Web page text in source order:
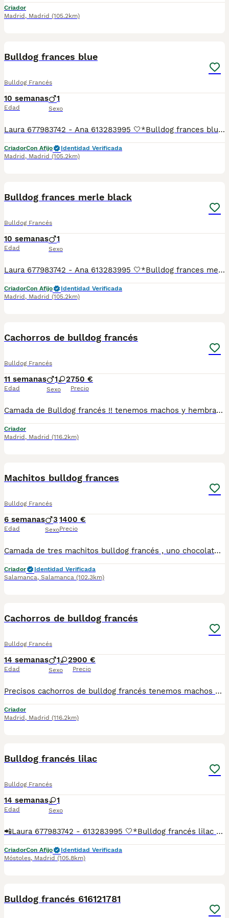
Criador
Madrid , Madrid (105.2km)
Bulldog frances blue
Bulldog Francés
10 semanas
Edad
1
Sexo
Laura 677983742 - Ana 613283995 🤍*Bulldog frances blue*🤍 ¿Buscas un nuevo compañero para tu hogar? ❤️ Tenemos preciosos cachorros listos para encontrar una familia responsable. ✅ Vacunados ✅ Desparasitados ✅ Cartilla sanitaria ✅ Garantías incluidas ✅ Máxima atención y cuidado Se hacen envíos a toda España: Andalucía: Almería, Cádiz, Córdoba, Granada, Huelva, Jaén, Málaga, Sevilla. Aragón: Huesca, Teruel, Zaragoza. Asturias: Oviedo. Baleares: Palma. Canarias: Las Palmas de Gran Canaria, Santa Cruz de Tenerife. Cantabria: Santander. Castilla-La Mancha: Albacete, Ciudad Real, Cuenca, Guadalajara, Toledo. Castilla y León: Ávila, Burgos, León, Palencia, Salamanca, Segovia, Soria, Valladolid, Zamora. Cataluña: Barcelona, Gerona (Girona), Lérida (Lleida), Tarragona .Comunidad Valenciana: Alicante, Castellón de la Plana, Valencia. Extremadura: Badajoz, Cáceres .Galicia: La Coruña (A Coruña), Lugo, Orense (Ourense), Pontevedra. La Rioja: Logroño. Madrid: Madrid .Murcia: Murcia. Navarra: Pamplona. País Vasco: Bilbao (Vizcaya), San Sebastián (Guipúzcoa), Vitoria (Álava). 🐾 Cachorros sanos, sociables y criados con mucho cariño. 📲 ¡Pregunta sin compromiso por disponibilidad, fotos y precios por mensaje privado!
CriadorCon Afijo
Identidad Verificada
Madrid , Madrid (105.2km)
Bulldog frances merle black
Bulldog Francés
10 semanas
Edad
1
Sexo
Laura 677983742 - Ana 613283995 🤍*Bulldog frances merle black*🤍 ¿Buscas un nuevo compañero para tu hogar? ❤️ Tenemos preciosos cachorros listos para encontrar una familia responsable. ✅ Vacunados ✅ Desparasitados ✅ Cartilla sanitaria ✅ Garantías incluidas ✅ Máxima atención y cuidado Se hacen envíos a toda España: Andalucía: Almería, Cádiz, Córdoba, Granada, Huelva, Jaén, Málaga, Sevilla. Aragón: Huesca, Teruel, Zaragoza. Asturias: Oviedo. Baleares: Palma. Canarias: Las Palmas de Gran Canaria, Santa Cruz de Tenerife. Cantabria: Santander. Castilla-La Mancha: Albacete, Ciudad Real, Cuenca, Guadalajara, Toledo. Castilla y León: Ávila, Burgos, León, Palencia, Salamanca, Segovia, Soria, Valladolid, Zamora. Cataluña: Barcelona, Gerona (Girona), Lérida (Lleida), Tarragona .Comunidad Valenciana: Alicante, Castellón de la Plana, Valencia. Extremadura: Badajoz, Cáceres .Galicia: La Coruña (A Coruña), Lugo, Orense (Ourense), Pontevedra. La Rioja: Logroño. Madrid: Madrid .Murcia: Murcia. Navarra: Pamplona. País Vasco: Bilbao (Vizcaya), San Sebastián (Guipúzcoa), Vitoria (Álava). 🐾 Cachorros sanos, sociables y criados con mucho cariño. 📲 ¡Pregunta sin compromiso por disponibilidad, fotos y precios por mensaje privado!
CriadorCon Afijo
Identidad Verificada
Madrid , Madrid (105.2km)
Cachorros de bulldog francés
Bulldog Francés
11 semanas
Edad
1 2
Sexo
750 €
Precio
Camada de Bulldog francés !! tenemos machos y hembras ,distintos colores Nuestros cachorros nacen y crecen en un ambiente familiar ,sin jaulas ,con un respeto y exclusiva cria,somos respetuosos con el tiempo de destete ,cada cachorro necesita su tiempo.. Destetamos con un pienso de alta calidad , Cachorros revisados ,desde el nacimiento ,hasta la entrega por un veterinario competente ,buscando siempre el bienestar de nuestros animales.. Sociabilizados y equilibrados tanto padres como cachorros Se entregan con todo el protocolo veterinario legal,y garantías por escrito completas.. Tenemos servicio de entrega personalizado a cualquier punto de España,directo.. El precio puede cambiar tanto en sexo como en características del cachorro. Dejanos tú teléfono y te mandamos toda la información fotos y vídeos ..
Criador
Madrid , Madrid (116.2km)
Machitos bulldog frances
Bulldog Francés
6 semanas
Edad
3
Sexo
1400 €
Precio
Camada de tres machitos bulldog francés , uno chocolate sólido un chocolate and tan y un paid blanco lilac
Criador
Identidad Verificada
Salamanca, Salamanca (102.3km)
Cachorros de bulldog francés
Bulldog Francés
14 semanas
Edad
1 2
Sexo
900 €
Precio
Precisos cachorros de bulldog francés tenemos machos y hembras ,distintos colores Nuestros cachorros nacen y crecen en un ambiente familiar ,sin jaulas ,con un respeto y exclusiva cria,somos respetuosos con el tiempo de destete ,cada cachorro necesita su tiempo.. Destetamos con un pienso de alta calidad , Cachorros revisados ,desde el nacimiento ,hasta la entrega por un veterinario competente ,buscando siempre el bienestar de nuestros animales.. Sociabilizados y equilibrados tanto padres como cachorros Se entregan con todo el protocolo veterinario legal,y garantías por escrito completas.. Tenemos servicio de entrega personalizado a cualquier punto de España,directo.. El precio puede cambiar tanto en sexo como en características del cachorro. Dejanos tú teléfono y te mandamos toda la información fotos y vídeos ..
Criador
Madrid , Madrid (116.2km)
Bulldog francés lilac
Bulldog Francés
14 semanas
Edad
1
Sexo
📲Laura 677983742 - 613283995 🤍*Bulldog francés lilac hembra*🤍 ¿Buscas un nuevo compañero para tu hogar? ❤️ Tenemos preciosos cachorros listos para encontrar una familia responsable. ✅ Vacunados ✅ Desparasitados ✅ Cartilla sanitaria ✅ Garantías incluidas ✅ Máxima atención y cuidado Se hacen envíos a toda España: Andalucía: Almería, Cádiz, Córdoba, Granada, Huelva, Jaén, Málaga, Sevilla.Aragón: Huesca, Teruel, Zaragoza.Asturias: Oviedo.Baleares: Palma.Canarias: Las Palmas de Gran Canaria, Santa Cruz de Tenerife.Cantabria: Santander.Castilla-La Mancha: Albacete, Ciudad Real, Cuenca, Guadalajara, Toledo.Castilla y León: Ávila, Burgos, León, Palencia, Salamanca, Segovia, Soria, Valladolid, Zamora.Cataluña: Barcelona, Gerona (Girona), Lérida (Lleida), Tarragona.Comunidad Valenciana: Alicante, Castellón de la Plana, Valencia.Extremadura: Badajoz, Cáceres.Galicia: La Coruña (A Coruña), Lugo, Orense (Ourense), Pontevedra.La Rioja: Logroño.Madrid: Madrid.Murcia: Murcia.Navarra: Pamplona.País Vasco: Bilbao (Vizcaya), San Sebastián (Guipúzcoa), Vitoria (Álava). 🐾 Cachorros sanos, sociables y criados con mucho cariño. 📲 ¡Pregunta sin compromiso por disponibilidad, fotos y precios por mensaje privado!
CriadorCon Afijo
Identidad Verificada
Móstoles, Madrid (105.8km)
Bulldog francés 616121781